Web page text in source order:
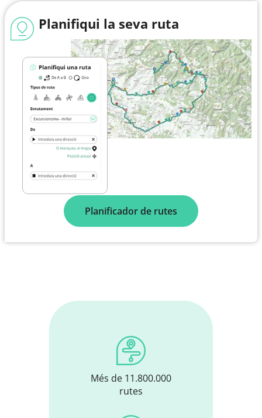
Planifiqui la seva ruta
Planificador de rutes
Més de 11.800.000
rutes